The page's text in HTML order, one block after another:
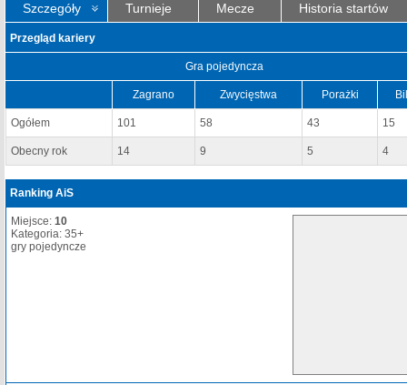
Szczegóły Turnieje Mecze Historia startów
Przegląd kariery
Gra pojedyncza
Zagrano Zwycięstwa Porażki
Ogółem 101 58 43 15
Obecny rok 14 9 5 4
Ranking AiS
Miejsce: 10
Kategoria: 35+
gry pojedyncze